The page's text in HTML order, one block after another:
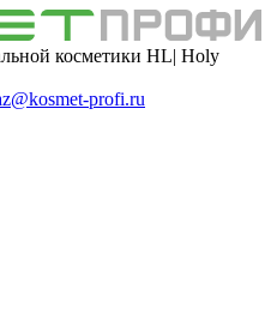
косметики HL| Holy
profi.ru